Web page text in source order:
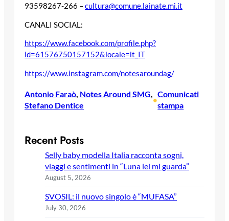
93598267-266 –cultura@comune.lainate.mi.it
CANALI SOCIAL:
https://www.facebook.com/profile.php?
id=61576750157152&locale=it_IT
https://www.instagram.com/notesaroundag/
Antonio Faraò, Notes Around SMG
Stefano Dentice
•
Comunicati
stampa
Recent Posts
Selly baby modella Italia racconta sogni,
viaggi e sentimenti in “Luna lei mi guarda”
August 5, 2026
SVOSIL: il nuovo singolo è “MUFASA”
July 30, 2026